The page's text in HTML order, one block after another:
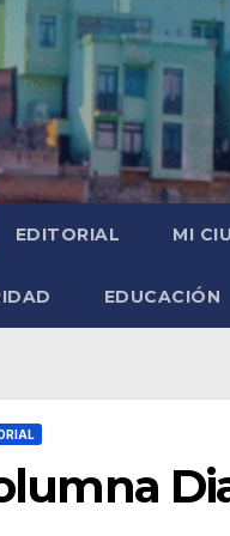
EDITORIAL MI
EDUCACIÓN